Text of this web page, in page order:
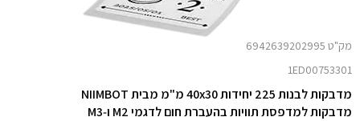
מק"ט 6942639202995
1ED00753301
מדבקות לבנות 225 יחידות 40x30 מ"מ מבית NIIMBOT
מדבקות למדפסת תוויות בהעברת חום לדגמי M2 ו‑M3